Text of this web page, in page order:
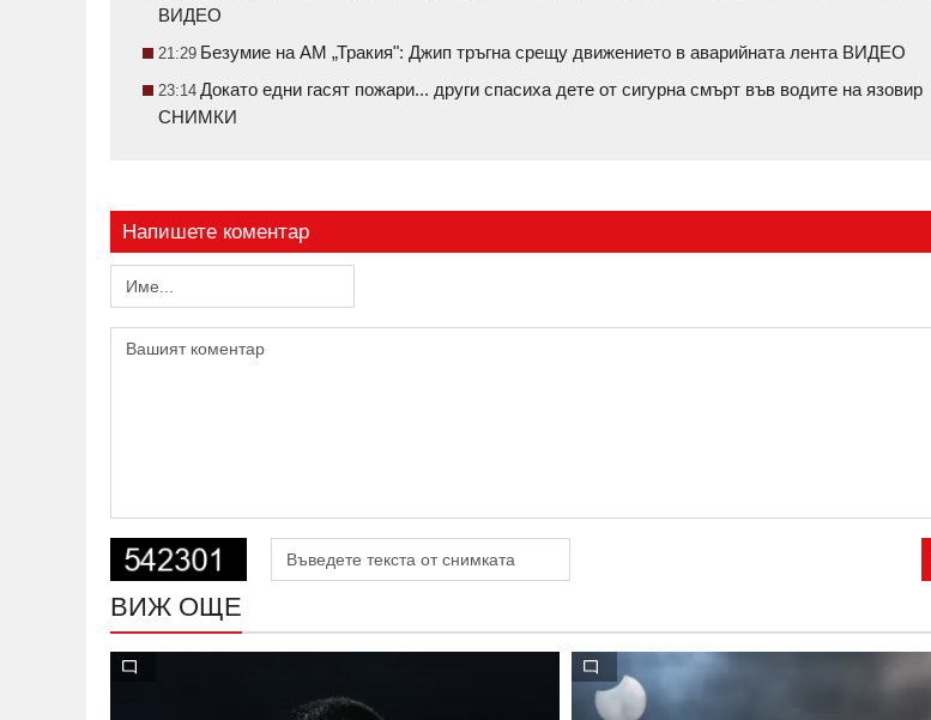
ВИДЕО
21:29 Безумие на АМ „Тракия": Джип тръгна срещу движението в аварийната лента ВИДЕО
23:14 Докато едни гасят пожари... други спасиха дете от сигурна смърт във водите на язовир
СНИМКИ
Напишете коментар
ВИЖ ОЩЕ